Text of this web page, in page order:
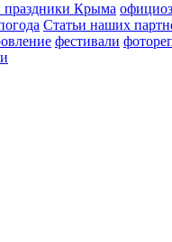
Крыма официоз
Статьи наших
фестивали